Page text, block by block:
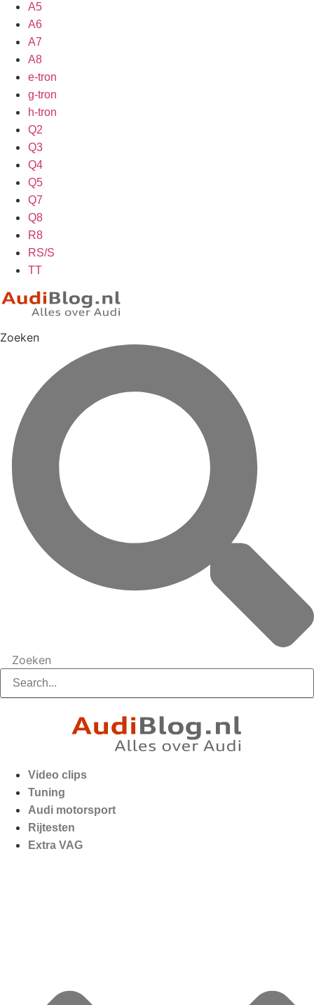
A5
A6
A7
A8
e-tron
g-tron
h-tron
Q2
Q3
Q4
Q5
Q7
Q8
R8
RS/S
TT
Zoeken
Zoeken
Video clips
Tuning
Audi motorsport
Rijtesten
Extra VAG